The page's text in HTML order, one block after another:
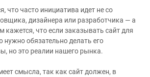
что часто инициатива идет не со
дизайнера или разработчика — а
кажется, что если заказывать сайт для
нужно обязательно делать его
но это реалии нашего рынка.
смысла, так как сайт должен, в